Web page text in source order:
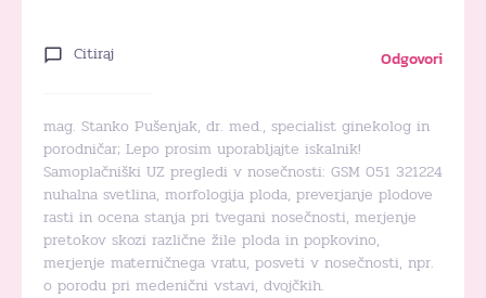
Citiraj Odgovori
mag. Stanko Pušenjak, dr. med., specialist ginekolog in
porodničar; Lepo prosim uporabljajte iskalnik!
Samoplačniški UZ pregledi v nosečnosti: GSM 051 321224
nuhalna svetlina, morfologija ploda, preverjanje plodove
rasti in ocena stanja pri tvegani nosečnosti, merjenje
pretokov skozi različne žile ploda in popkovino,
merjenje materničnega vratu, posveti v nosečnosti, npr.
o porodu pri medenični vstavi, dvojčkih.